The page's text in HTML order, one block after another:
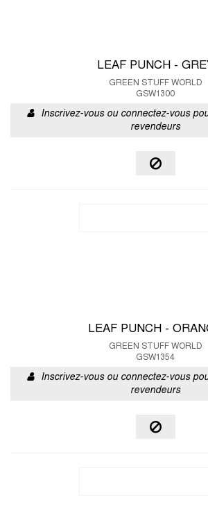
LEAF PUNCH -
GREEN STUFF WORLD
GSW1300
Inscrivez-vous ou connectez-vous
revendeurs
LEAF PUNCH -
GREEN STUFF WORLD
GSW1354
Inscrivez-vous ou connectez-vous
revendeurs